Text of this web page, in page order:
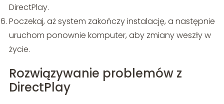
DirectPlay.
Poczekaj, aż system zakończy instalację, a następnie
uruchom ponownie komputer, aby zmiany weszły w
życie.
Rozwiązywanie problemów z
DirectPlay